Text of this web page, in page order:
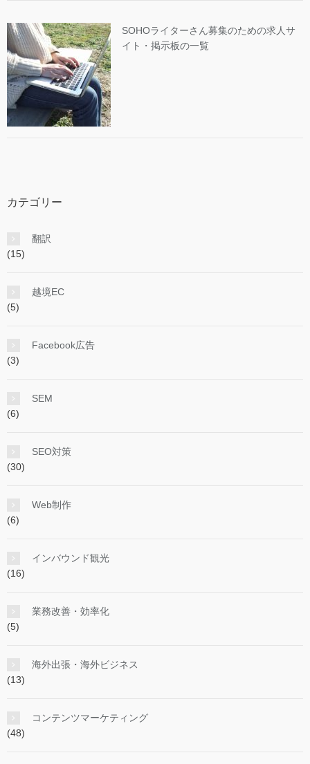
SOHOライターさん募集のための求人サ
イト・掲示板の一覧
カテゴリー
翻訳
(15)
越境EC
(5)
Facebook広告
(3)
SEM
(6)
SEO対策
(30)
Web制作
(6)
インバウンド観光
(16)
業務改善・効率化
(5)
海外出張・海外ビジネス
(13)
コンテンツマーケティング
(48)